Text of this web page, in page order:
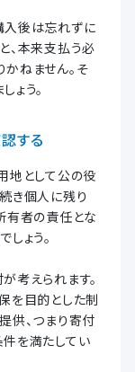
入後は忘れずに
、本来支払う必
ねません。そ
ょう。
する
地として公の役
き個人に残り
有者の責任とな
ょう。
考えられます。
を目的とした制
供、つまり寄付
を満たしてい